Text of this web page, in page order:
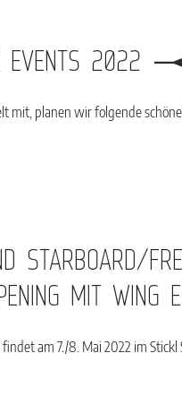
EVENTS 2022
mit, planen wir folgende
STARBOARD/
MIT WING
findet am 7./8. Mai 2022 im